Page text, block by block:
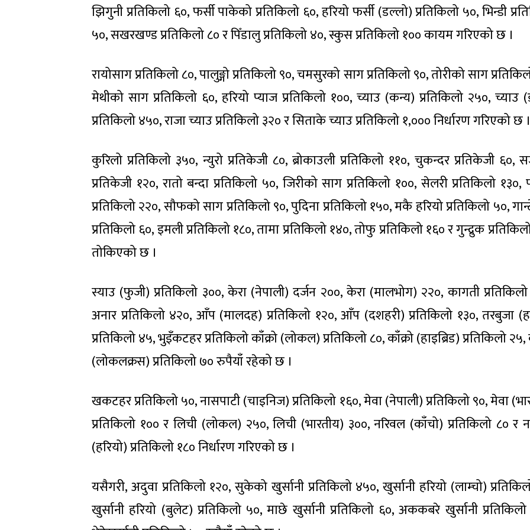
झिगुनी प्रतिकिलो ६०, फर्सी पाकेको प्रतिकिलो ६०, हरियो फर्सी (डल्लो) प्रतिकिलो ५०, भिन्डी
५०, सखरखण्ड प्रतिकिलो ८० र पिँडालु प्रतिकिलो ४०, स्कुस प्रतिकिलो १०० कायम गरिएको छ ।
रायोसाग प्रतिकिलो ८०, पालुङ्गो प्रतिकिलो ९०, चमसुरको साग प्रतिकिलो ९०, तोरीको साग
मेथीको साग प्रतिकिलो ६०, हरियो प्याज प्रतिकिलो १००, च्याउ (कन्य) प्रतिकिलो २५०, च्याउ
प्रतिकिलो ४५०, राजा च्याउ प्रतिकिलो ३२० र सिताके च्याउ प्रतिकिलो १,००० निर्धारण गरिएको छ ।
कुरिलो प्रतिकिलो ३५०, न्युरो प्रतिकेजी ८०, ब्रोकाउली प्रतिकिलो ११०, चुकन्दर प्रतिकेजी ६०,
प्रतिकेजी १२०, रातो बन्दा प्रतिकिलो ५०, जिरीको साग प्रतिकिलो १००, सेलरी प्रतिकिलो १३०,
प्रतिकिलो २२०, सौफको साग प्रतिकिलो ९०, पुदिना प्रतिकिलो १५०, मकै हरियो प्रतिकिलो ५०,
प्रतिकिलो ६०, इमली प्रतिकिलो १८०, तामा प्रतिकिलो १४०, तोफु प्रतिकिलो १६० र गुन्द्रुक
तोकिएको छ ।
स्याउ (फुजी) प्रतिकिलो ३००, केरा (नेपाली) दर्जन २००, केरा (मालभोग) २२०, कागती
अनार प्रतिकिलो ४२०, आँप (मालदह) प्रतिकिलो १२०, आँप (दशहरी) प्रतिकिलो १३०, तरबुजा
प्रतिकिलो ४५, भुइँकटहर प्रतिकिलो काँक्रो (लोकल) प्रतिकिलो ८०, काँक्रो (हाइब्रिड) प्रतिकिलो २५,
(लोकलक्रस) प्रतिकिलो ७० रुपैयाँ रहेको छ ।
खकटहर प्रतिकिलो ५०, नासपाटी (चाइनिज) प्रतिकिलो १६०, मेवा (नेपाली) प्रतिकिलो ९०, मेवा
प्रतिकिलो १०० र लिची (लोकल) २५०, लिची (भारतीय) ३००, नरिवल (काँचो) प्रतिकिलो ८० र
(हरियो) प्रतिकिलो १८० निर्धारण गरिएको छ ।
यसैगरी, अदुवा प्रतिकिलो १२०, सुकेको खुर्सानी प्रतिकिलो ४५०, खुर्सानी हरियो (लाम्चो)
खुर्सानी हरियो (बुलेट) प्रतिकिलो ५०, माछे खुर्सानी प्रतिकिलो ६०, अककबरे खुर्सानी